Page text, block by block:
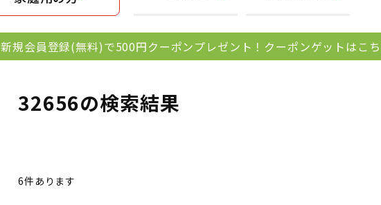
新規会員登録(無料)で500円クーポンプレゼント！クーポンゲットはこ
32656の検索結果
6件あります